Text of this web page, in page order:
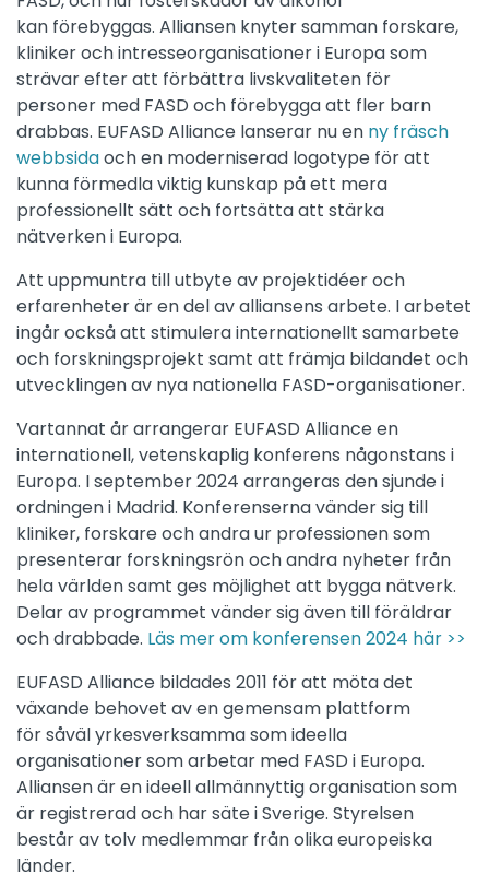
kan förebyggas. Alliansen knyter samman forskare,
kliniker och intresseorganisationer i Europa som
strävar efter att förbättra livskvaliteten för
personer med FASD och förebygga att fler barn
drabbas. EUFASD Alliance lanserar nu en ny fräsch
webbsidaoch en moderniserad logotype för att
kunna förmedla viktig kunskap på ett mera
professionellt sätt och fortsätta att stärka
nätverken i Europa.
Att uppmuntra till utbyte av projektidéer och
erfarenheter är en del av alliansens arbete. I arbetet
ingår också att stimulera internationellt samarbete
och forskningsprojekt samt att främja bildandet och
utvecklingen av nya nationella FASD-organisationer.
Vartannat år arrangerar EUFASD Alliance en
internationell, vetenskaplig konferens någonstans i
Europa. I september 2024 arrangeras den sjunde i
ordningen i Madrid. Konferenserna vänder sig till
kliniker, forskare och andra ur professionen som
presenterar forskningsrön och andra nyheter från
hela världen samt ges möjlighet att bygga nätverk.
Delar av programmet vänder sig även till föräldrar
och drabbade. Läs mer om konferensen 2024 här >>
EUFASD Alliance bildades 2011 för att möta det
växande behovet av en gemensam plattform
för såväl yrkesverksamma som ideella
organisationer som arbetar med FASD i Europa.
Alliansen är en ideell allmännyttig organisation som
är registrerad och har säte i Sverige. Styrelsen
består av tolv medlemmar från olika europeiska
länder.